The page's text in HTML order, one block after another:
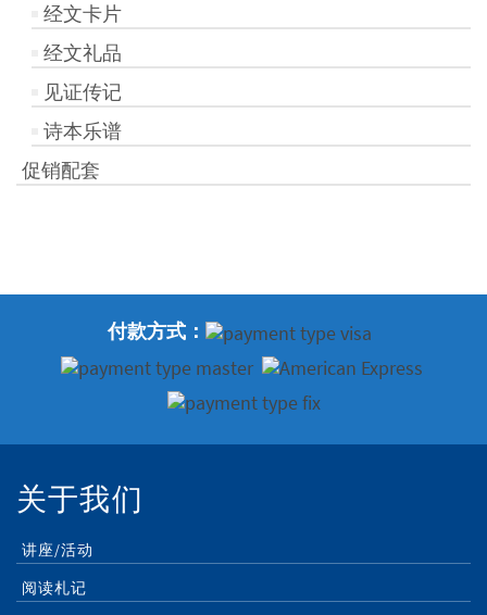
经文卡片
经文礼品
见证传记
诗本乐谱
促销配套
付款方式：
关于我们
讲座/活动
阅读札记